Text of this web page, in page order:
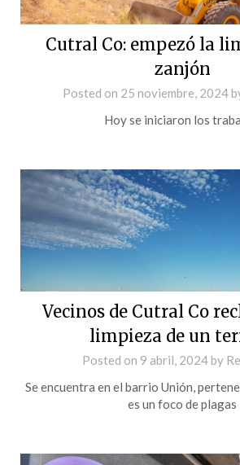
Cutral Co: empezó la
zanjón
Posted on 25 noviembre, 2024
Hoy se iniciaron los
Vecinos de Cutral Co
limpieza de un
Posted on 9 abril, 2024by
Se encuentra en el barrio Unión,
es un foco de plagas